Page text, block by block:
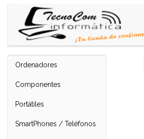
Ordenadores
Componentes
Portátiles
SmartPhones / Teléfonos